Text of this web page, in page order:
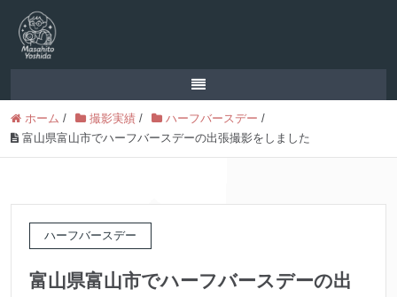
ホーム / 撮影実績 / ハーフバースデー /
富山県富山市でハーフバースデーの出張撮影をしました
ハーフバースデー
富山県富山市でハーフバースデーの出